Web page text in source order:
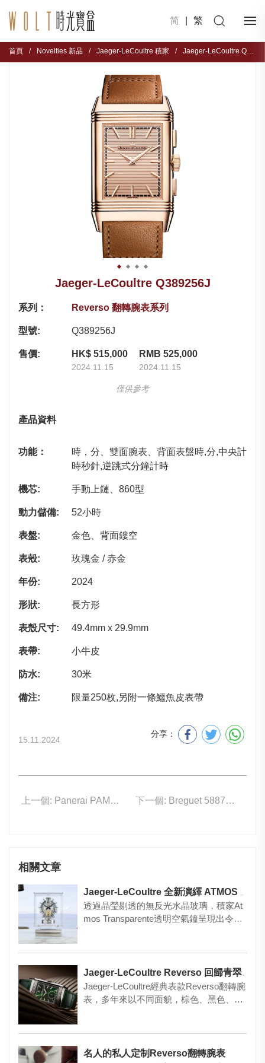
简 繁
首頁 / Novelties 新品 / Jaeger-LeCoultre 積家 / Jaeger-LeCoultre Q389256J
Jaeger-LeCoultre Q389256J
系列： Reverso 翻轉腕表系列
型號: Q389256J
售價: HK$ 515,000
2024.11.15
RMB 525,000
2024.11.15
僅供參考
產品資料
功能：
時，分、雙面腕表、背面表盤時,分,中央計
時秒針,逆跳式分鐘計時
機芯: 手動上鏈、860型
動力儲備: 52小時
表盤: 金色、背面鏤空
表殼: 玫瑰金 / 赤金
年份: 2024
形狀: 長方形
表殼尺寸: 49.4mm x 29.9mm
表帶: 小牛皮
防水: 30米
備注: 限量250枚,另附一條鱷魚皮表帶
15.11.2024
分享：
上一個: Panerai PAM01655 下一個: Breguet 5887PT/92/5WV
相關文章
Jaeger-LeCoultre 全新演繹 ATMOS 空氣鐘
透過晶瑩剔透的無反光水晶玻璃，積家At
mos Transparente透明空氣鐘呈現出令人
Jaeger-LeCoultre Reverso 回歸青翠松林
Jaeger-LeCoultre經典表款Reverso翻轉腕
表，多年來以不同面貌，棕色、黑色、紅
名人的私人定制Reverso翻轉腕表